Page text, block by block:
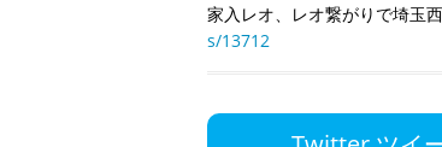
家入レオ、レオ繋がりで埼玉
s/13712